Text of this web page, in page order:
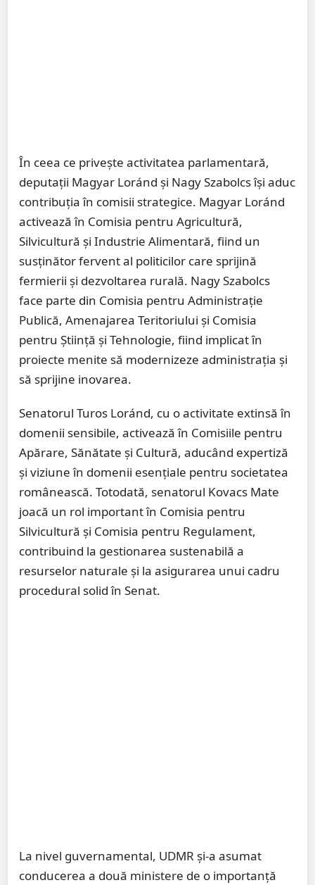
În ceea ce privește activitatea parlamentară,
deputații Magyar Loránd și Nagy Szabolcs își aduc
contribuția în comisii strategice. Magyar Loránd
activează în Comisia pentru Agricultură,
Silvicultură și Industrie Alimentară, fiind un
susținător fervent al politicilor care sprijină
fermierii și dezvoltarea rurală. Nagy Szabolcs
face parte din Comisia pentru Administrație
Publică, Amenajarea Teritoriului și Comisia
pentru Știință și Tehnologie, fiind implicat în
proiecte menite să modernizeze administrația și
să sprijine inovarea.
Senatorul Turos Loránd, cu o activitate extinsă în
domenii sensibile, activează în Comisiile pentru
Apărare, Sănătate și Cultură, aducând expertiză
și viziune în domenii esențiale pentru societatea
românească. Totodată, senatorul Kovacs Mate
joacă un rol important în Comisia pentru
Silvicultură și Comisia pentru Regulament,
contribuind la gestionarea sustenabilă a
resurselor naturale și la asigurarea unui cadru
procedural solid în Senat.
La nivel guvernamental, UDMR și-a asumat
conducerea a două ministere de o importanță